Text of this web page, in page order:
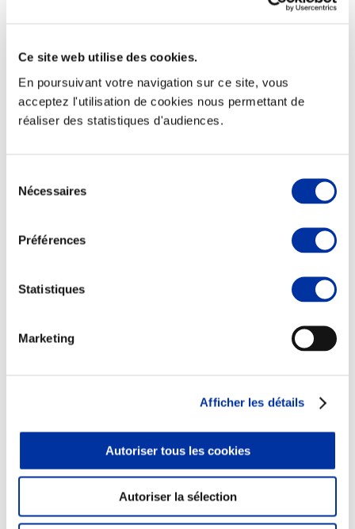
Ce site web utilise des cookies.
En poursuivant votre navigation sur ce site, vous
acceptez l'utilisation de cookies nous permettant de
réaliser des statistiques d'audiences.
Nécessaires
Préférences
Statistiques
Marketing
Afficher les détails
Autoriser tous les cookies
Autoriser la sélection
Elevage
Transport – mise en marché
Abattoir
Partenaire Climat
Viandes et santé
Juste rémunération et attractivité des métiers
Info-veille scientifique
Sources d’information